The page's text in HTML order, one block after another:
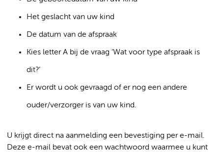
Het geslacht van uw kind
De datum van de afspraak
Kies letter A bij de vraag ‘Wat voor type afspraak is
dit?’
Er wordt u ook gevraagd of er nog een andere
ouder/verzorger is van uw kind.
U krijgt direct na aanmelding een bevestiging per e-mail.
Deze e-mail bevat ook een wachtwoord waarmee u kunt